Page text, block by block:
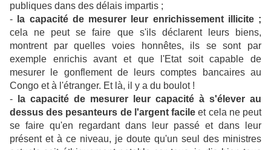
publiques dans des délais impartis ;
-
la capacité de mesurer leur enrichissement illicite ;
cela ne peut se faire que s'ils déclarent leurs biens,
montrent par quelles voies honnêtes, ils se sont par
exemple enrichis avant et que l'Etat soit capable de
mesurer le gonflement de leurs comptes bancaires au
Congo et à l'étranger. Et là, il y a du boulot !
-
la capacité de mesurer leur capacité à s'élever au
dessus des pesanteurs de l'argent facile et cela ne peut
se faire qu'en regardant dans leur passé et dans leur
présent et à ce niveau, je doute qu'un seul des ministres